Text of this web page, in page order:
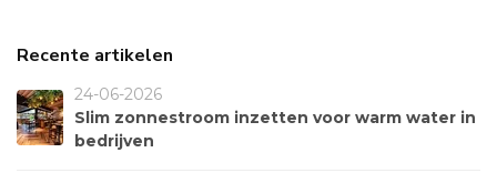
Recente artikelen
24-06-2026
Slim zonnestroom inzetten voor warm water in
bedrijven